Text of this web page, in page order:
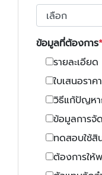
ข้อมูลที่ต้องการ
รายละเอียด
ใบเสนอราคา
วิธีแก้ปัญหา
ข้อมูลการจั
ทดสอบใช้สิ
ต้องการใ